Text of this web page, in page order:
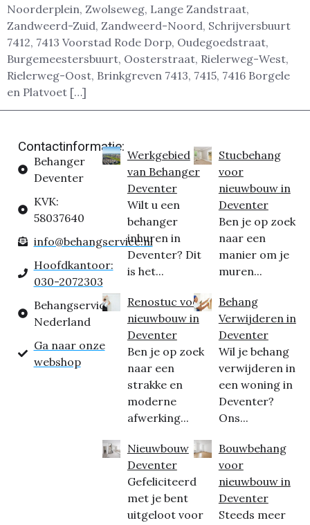
Noorderplein, Zwolseweg, Lange Zandstraat,
Zandweerd-Zuid, Zandweerd-Noord, Schrijversbuurt
7412, 7413 Voorstad Rode Dorp, Oudegoedstraat,
Burgemeestersbuurt, Oosterstraat, Rielerweg-West,
Rielerweg-Oost, Brinkgreven 7413, 7415, 7416 Borgele
en Platvoet […]
Contactinformatie:
Behanger
Deventer
KVK:
58037640
info@behangservice.nl
Hoofdkantoor:
030-2072303
Behangservice
Nederland
Ga naar onze
webshop
Werkgebied
van Behanger
Deventer
Wilt u een
behanger
inhuren in
Deventer? Dit
is het...
Renostuc voor
nieuwbouw in
Deventer
Ben je op zoek
naar een
strakke en
moderne
afwerking...
Nieuwbouw
Deventer
Gefeliciteerd
met je bent
uitgeloot voor
Stucbehang
voor
nieuwbouw in
Deventer
Ben je op zoek
naar een
manier om je
muren...
Behang
Verwijderen in
Deventer
Wil je behang
verwijderen in
een woning in
Deventer?
Ons...
Bouwbehang
voor
nieuwbouw in
Deventer
Steeds meer